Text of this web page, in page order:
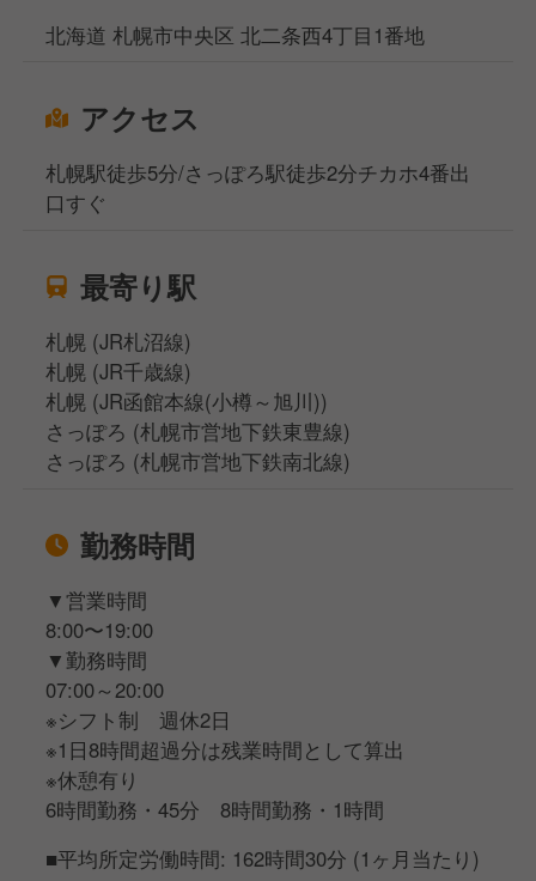
北海道 札幌市中央区 北二条西4丁目1番地
アクセス
札幌駅徒歩5分/さっぽろ駅徒歩2分チカホ4番出
口すぐ
最寄り駅
札幌 (JR札沼線)
札幌 (JR千歳線)
札幌 (JR函館本線(小樽～旭川))
さっぽろ (札幌市営地下鉄東豊線)
さっぽろ (札幌市営地下鉄南北線)
勤務時間
▼営業時間
8:00〜19:00
▼勤務時間
07:00～20:00
※シフト制 週休2日
※1日8時間超過分は残業時間として算出
※休憩有り
6時間勤務・45分 8時間勤務・1時間
■平均所定労働時間: 162時間30分 (1ヶ月当たり)